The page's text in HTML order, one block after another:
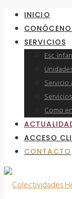
INICIO
SERVICIOS
Esc.
Servicio
Como
ACCESO
CONTACTO